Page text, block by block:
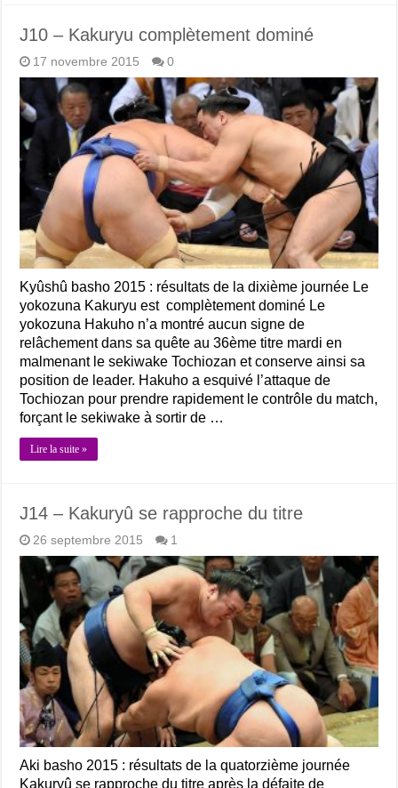
J10 – Kakuryu complètement dominé
17 novembre 2015 0
Kyûshû basho 2015 : résultats de la dixième journée Le
yokozuna Kakuryu est complètement dominé Le
yokozuna Hakuho n’a montré aucun signe de
relâchement dans sa quête au 36ème titre mardi en
malmenant le sekiwake Tochiozan et conserve ainsi sa
position de leader. Hakuho a esquivé l’attaque de
Tochiozan pour prendre rapidement le contrôle du match,
forçant le sekiwake à sortir de …
Lire la suite »
J14 – Kakuryû se rapproche du titre
26 septembre 2015 1
Aki basho 2015 : résultats de la quatorzième journée
Kakuryû se rapproche du titre après la défaite de